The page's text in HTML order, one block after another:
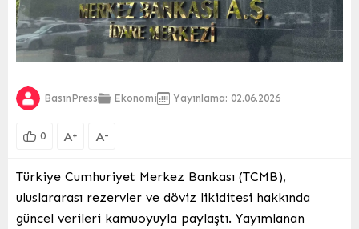
BasınPress Ekonomi Yayınlama: 02.06.2026
0 A+ A-
Türkiye Cumhuriyet Merkez Bankası (TCMB),
uluslararası rezervler ve döviz likiditesi hakkında
güncel verileri kamuoyuyla paylaştı. Yayımlanan